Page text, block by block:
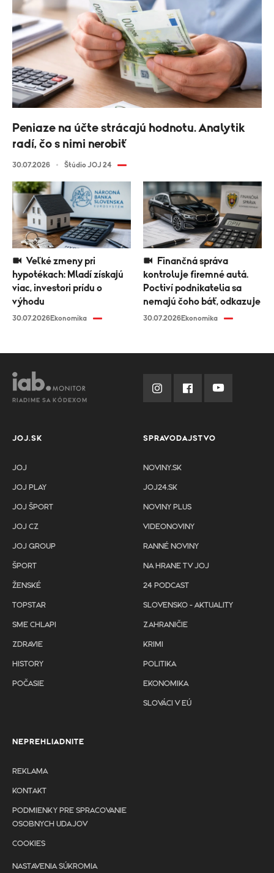
hypotékach: Mladí získajú
viac, investori prídu o
výhodu
30.07.2026Ekonomika
kontroluje firemné autá.
Poctiví podnikatelia sa
nemajú čoho báť, odkazuje
30.07.2026Ekonomika
Peniaze na účte strácajú hodnotu. Analytik
radí, čo s nimi nerobiť
30.07.2026 Štúdio JOJ 24
RIADIME SA KÓDEXOM
JOJ.SK
JOJ
JOJ PLAY
JOJ ŠPORT
JOJ CZ
JOJ GROUP
ŠPORT
ŽENSKÉ
TOPSTAR
SME CHLAPI
ZDRAVIE
HISTORY
POČASIE
SPRAVODAJSTVO
NOVINY.SK
JOJ24.SK
NOVINY PLUS
VIDEONOVINY
RANNÉ NOVINY
NA HRANE TV JOJ
24 PODCAST
SLOVENSKO - AKTUALITY
ZAHRANIČIE
KRIMI
POLITIKA
EKONOMIKA
SLOVÁCI V EÚ
NEPREHLIADNITE
REKLAMA
KONTAKT
PODMIENKY PRE SPRACOVANIE
OSOBNYCH UDAJOV
COOKIES
NASTAVENIA SÚKROMIA